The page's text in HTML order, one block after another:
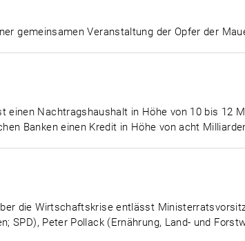
gemeinsamen Veranstaltung der Opfer der
einen Nachtragshaushalt in Höhe von 10 bis 12
Banken einen Kredit in Höhe von acht
die Wirtschaftskrise entlässt
SPD), Peter Pollack (Ernährung, Land- und